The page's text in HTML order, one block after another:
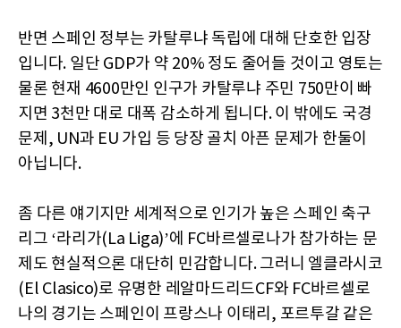
반면 스페인 정부는 카탈루냐 독립에 대해 단호한 입장
입니다. 일단 GDP가 약 20% 정도 줄어들 것이고 영토는
물론 현재 4600만인 인구가 카탈루냐 주민 750만이 빠
지면 3천만 대로 대폭 감소하게 됩니다. 이 밖에도 국경
문제, UN과 EU 가입 등 당장 골치 아픈 문제가 한둘이
아닙니다.
좀 다른 얘기지만 세계적으로 인기가 높은 스페인 축구
리그 ‘라리가(La Liga)’에 FC바르셀로나가 참가하는 문
제도 현실적으론 대단히 민감합니다. 그러니 엘클라시코
(El Clasico)로 유명한 레알마드리드CF와 FC바르셀로
나의 경기는 스페인이 프랑스나 이태리, 포르투갈 같은